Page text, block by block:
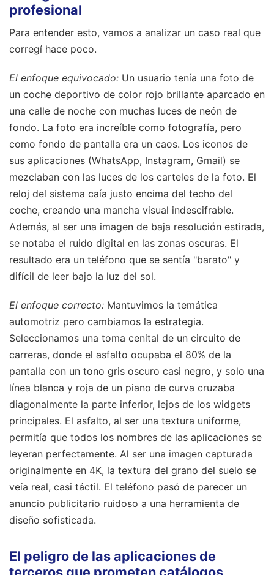
profesional
Para entender esto, vamos a analizar un caso real que
corregí hace poco.
El enfoque equivocado: Un usuario tenía una foto de
un coche deportivo de color rojo brillante aparcado en
una calle de noche con muchas luces de neón de
fondo. La foto era increíble como fotografía, pero
como fondo de pantalla era un caos. Los iconos de
sus aplicaciones (WhatsApp, Instagram, Gmail) se
mezclaban con las luces de los carteles de la foto. El
reloj del sistema caía justo encima del techo del
coche, creando una mancha visual indescifrable.
Además, al ser una imagen de baja resolución estirada,
se notaba el ruido digital en las zonas oscuras. El
resultado era un teléfono que se sentía "barato" y
difícil de leer bajo la luz del sol.
El enfoque correcto: Mantuvimos la temática
automotriz pero cambiamos la estrategia.
Seleccionamos una toma cenital de un circuito de
carreras, donde el asfalto ocupaba el 80% de la
pantalla con un tono gris oscuro casi negro, y solo una
línea blanca y roja de un piano de curva cruzaba
diagonalmente la parte inferior, lejos de los widgets
principales. El asfalto, al ser una textura uniforme,
permitía que todos los nombres de las aplicaciones se
leyeran perfectamente. Al ser una imagen capturada
originalmente en 4K, la textura del grano del suelo se
veía real, casi táctil. El teléfono pasó de parecer un
anuncio publicitario ruidoso a una herramienta de
diseño sofisticada.
El peligro de las aplicaciones de